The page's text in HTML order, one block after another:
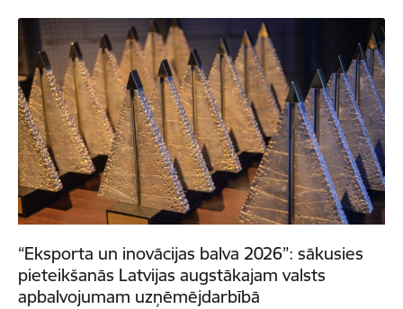
“Eksporta un inovācijas balva 2026”: sākusies
pieteikšanās Latvijas augstākajam valsts
apbalvojumam uzņēmējdarbībā